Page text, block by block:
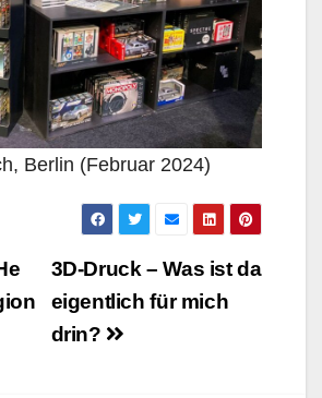
Berlin (Februar 2024)
3D-Druck – Was ist da
eigentlich für mich
drin?